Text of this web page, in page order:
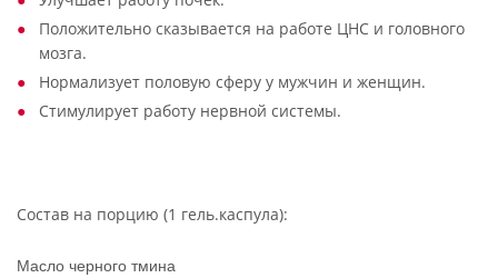
Положительно сказывается на работе ЦНС и головного
мозга.
Нормализует половую сферу у мужчин и женщин.
Стимулирует работу нервной системы.
Состав на порцию (1 гель.каспула):
Масло черного тмина